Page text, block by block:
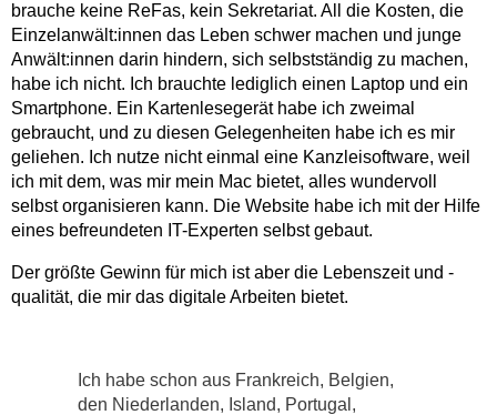
brauche keine ReFas, kein Sekretariat. All die Kosten, die
Einzelanwält:innen das Leben schwer machen und junge
Anwält:innen darin hindern, sich selbstständig zu machen,
habe ich nicht. Ich brauchte lediglich einen Laptop und ein
Smartphone. Ein Kartenlesegerät habe ich zweimal
gebraucht, und zu diesen Gelegenheiten habe ich es mir
geliehen. Ich nutze nicht einmal eine Kanzleisoftware, weil
ich mit dem, was mir mein Mac bietet, alles wundervoll
selbst organisieren kann. Die Website habe ich mit der Hilfe
eines befreundeten IT-Experten selbst gebaut.
Der größte Gewinn für mich ist aber die Lebenszeit und -
qualität, die mir das digitale Arbeiten bietet.
Ich habe schon aus Frankreich, Belgien,
den Niederlanden, Island, Portugal,